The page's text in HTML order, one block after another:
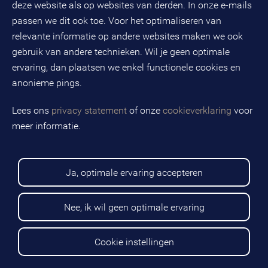
deze website als op websites van derden. In onze e-mails
passen we dit ook toe. Voor het optimaliseren van
relevante informatie op andere websites maken we ook
gebruik van andere technieken. Wil je geen optimale
ervaring, dan plaatsen we enkel functionele cookies en
anonieme pings.
Lees ons privacy statement of onze cookieverklaring voor
meer informatie.
Ja, optimale ervaring accepteren
Nee, ik wil geen optimale ervaring
Cookie instellingen
Uw bericht
Ik geef BMC toestemming om mij via e-mail
opleidingen, events, overige dienstverlening
en (HR-)ontwikkelingen.
Uw privacy is belangrijk voor ons. BMC gaat zorgvuldig om
met uw persoonsgegevens, zie hierover meer in onsprivacy